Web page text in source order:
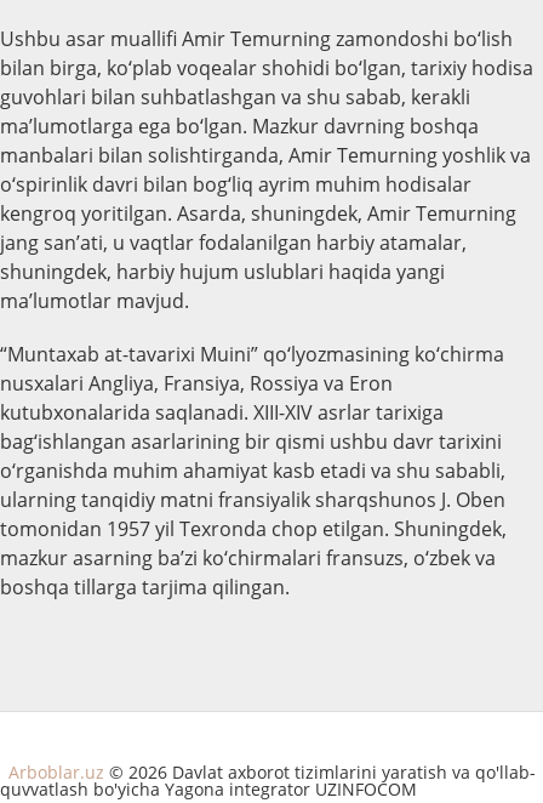
Ushbu asar muallifi Amir Temurning zamondoshi bo‘lish
bilan birga, ko‘plab voqealar shohidi bo‘lgan, tarixiy hodisa
guvohlari bilan suhbatlashgan va shu sabab, kerakli
ma’lumotlarga ega bo‘lgan. Mazkur davrning boshqa
manbalari bilan solishtirganda, Amir Temurning yoshlik va
o‘spirinlik davri bilan bog‘liq ayrim muhim hodisalar
kengroq yoritilgan. Asarda, shuningdek, Amir Temurning
jang san’ati, u vaqtlar fodalanilgan harbiy atamalar,
shuningdek, harbiy hujum uslublari haqida yangi
ma’lumotlar mavjud.
“Muntaxab at-tavarixi Muini” qo‘lyozmasining ko‘chirma
nusxalari Angliya, Fransiya, Rossiya va Eron
kutubxonalarida saqlanadi. XIII-XIV asrlar tarixiga
bag‘ishlangan asarlarining bir qismi ushbu davr tarixini
o‘rganishda muhim ahamiyat kasb etadi va shu sababli,
ularning tanqidiy matni fransiyalik sharqshunos J. Oben
tomonidan 1957 yil Texronda chop etilgan. Shuningdek,
mazkur asarning ba’zi ko‘chirmalari fransuzs, o‘zbek va
boshqa tillarga tarjima qilingan.
Arboblar.uz © 2026 Davlat axborot tizimlarini yaratish va qo'llab-
quvvatlash bo'yicha Yagona integrator UZINFOCOM